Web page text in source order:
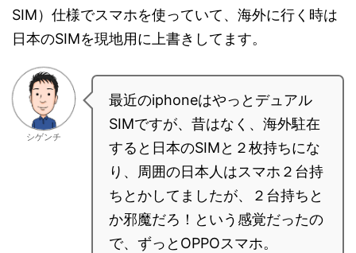
SIM）仕様でスマホを使っていて、海外に行く時は
日本のSIMを現地用に上書きしてます。
シゲンチ
最近のiphoneはやっとデュアル
SIMですが、昔はなく、海外駐在
すると日本のSIMと２枚持ちにな
り、周囲の日本人はスマホ２台持
ちとかしてましたが、２台持ちと
か邪魔だろ！という感覚だったの
で、ずっとOPPOスマホ。